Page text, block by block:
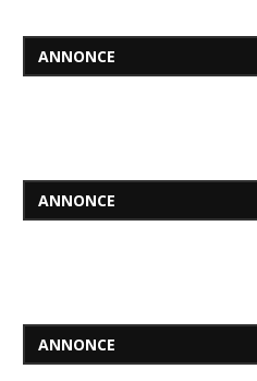
ANNONCE
ANNONCE
ANNONCE